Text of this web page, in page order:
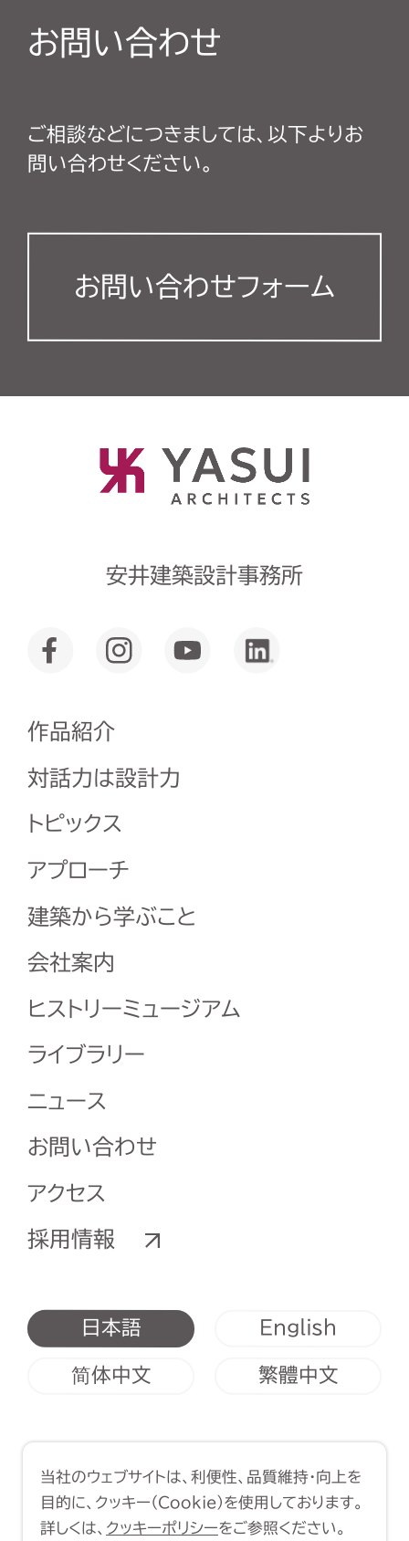
お問い合わせ
ご相談などにつきましては、以下よりお
問い合わせください。
お問い合わせフォーム
安井建築設計事務所
作品紹介
対話力は設計力
トピックス
アプローチ
建築から学ぶこと
会社案内
ヒストリーミュージアム
ライブラリー
ニュース
お問い合わせ
アクセス
採用情報
日本語 English
简体中文 繁體中文
Copyright (C) 1998-2026 Yasui
Architects & Engineers, Inc.
当社のウェブサイトは、利便性、品質維持・向上を
目的に、クッキー（Cookie）を使用しております。
詳しくは、 クッキーポリシーをご参照ください。